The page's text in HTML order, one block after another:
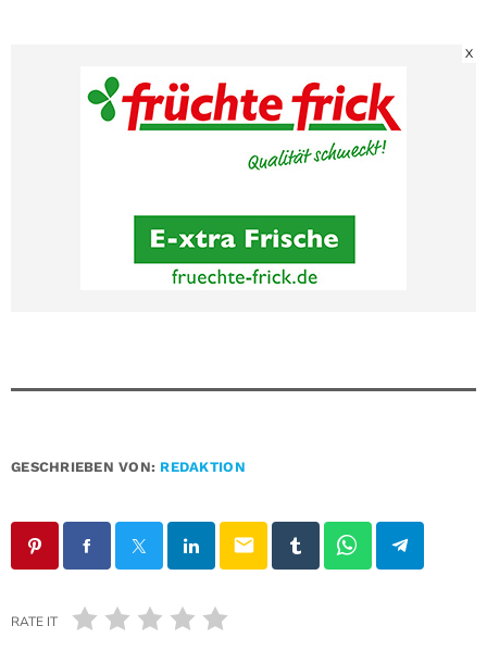
X
GESCHRIEBEN VON: REDAKTION
email
RATE IT